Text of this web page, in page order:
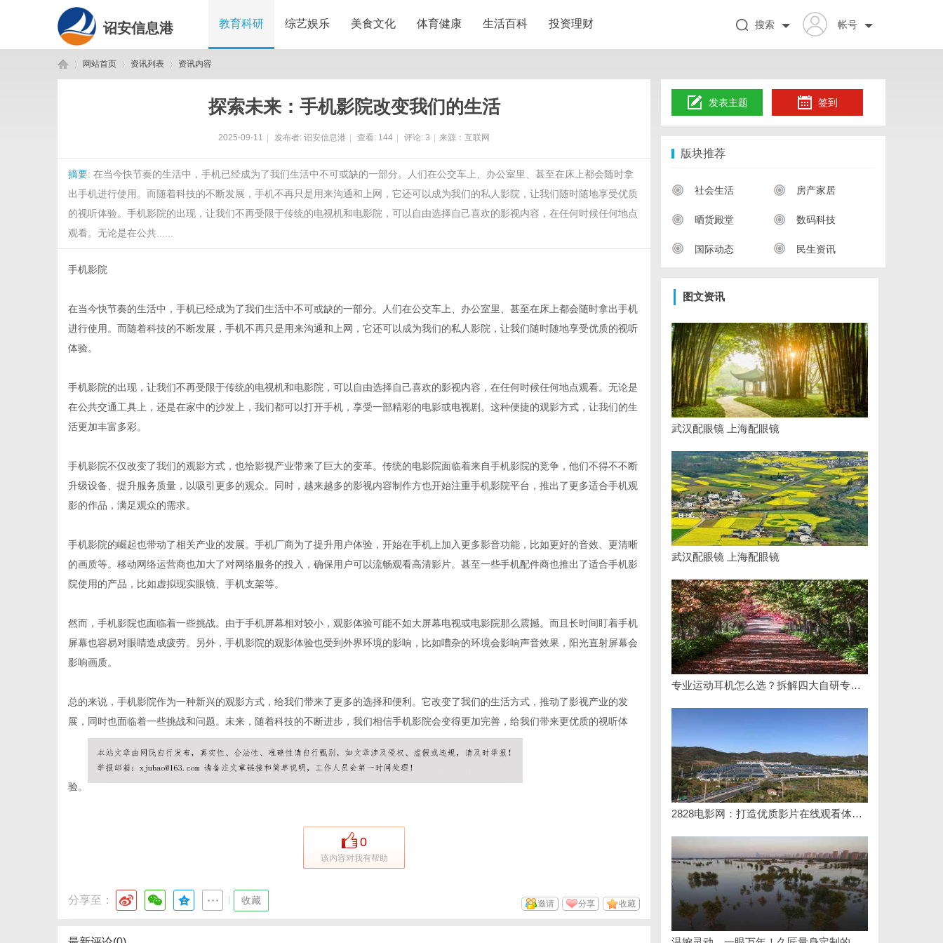
诏安信息港 教育科研 综艺娱乐 美食文化 体育健康 生活百科 投资理财 帐号
搜索
网站首页 资讯列表 资讯内容
探索未来：手机影院改变我们的生活
2025-09-11 发布者: 诏安信息港 查看: 144 评论: 3 来源：互联网
摘要: 在当今快节奏的生活中，手机已经成为了我们生活中不可或缺的一部分。人们在公交车上、办公室里、甚至在床上都会随时拿
出手机进行使用。而随着科技的不断发展，手机不再只是用来沟通和上网，它还可以成为我们的私人影院，让我们随时随地享受优质
的视听体验。手机影院的出现，让我们不再受限于传统的电视机和电影院，可以自由选择自己喜欢的影视内容，在任何时候任何地点
观看。无论是在公共......
手机影院
在当今快节奏的生活中，手机已经成为了我们生活中不可或缺的一部分。人们在公交车上、办公室里、甚至在床上都会随时拿出手机
进行使用。而随着科技的不断发展，手机不再只是用来沟通和上网，它还可以成为我们的私人影院，让我们随时随地享受优质的视听
体验。
手机影院的出现，让我们不再受限于传统的电视机和电影院，可以自由选择自己喜欢的影视内容，在任何时候任何地点观看。无论是
在公共交通工具上，还是在家中的沙发上，我们都可以打开手机，享受一部精彩的电影或电视剧。这种便捷的观影方式，让我们的生
活更加丰富多彩。
手机影院不仅改变了我们的观影方式，也给影视产业带来了巨大的变革。传统的电影院面临着来自手机影院的竞争，他们不得不不断
升级设备、提升服务质量，以吸引更多的观众。同时，越来越多的影视内容制作方也开始注重手机影院平台，推出了更多适合手机观
影的作品，满足观众的需求。
手机影院的崛起也带动了相关产业的发展。手机厂商为了提升用户体验，开始在手机上加入更多影音功能，比如更好的音效、更清晰
的画质等。移动网络运营商也加大了对网络服务的投入，确保用户可以流畅观看高清影片。甚至一些手机配件商也推出了适合手机影
院使用的产品，比如虚拟现实眼镜、手机支架等。
然而，手机影院也面临着一些挑战。由于手机屏幕相对较小，观影体验可能不如大屏幕电视或电影院那么震撼。而且长时间盯着手机
屏幕也容易对眼睛造成疲劳。另外，手机影院的观影体验也受到外界环境的影响，比如嘈杂的环境会影响声音效果，阳光直射屏幕会
影响画质。
总的来说，手机影院作为一种新兴的观影方式，给我们带来了更多的选择和便利。它改变了我们的生活方式，推动了影视产业的发
展，同时也面临着一些挑战和问题。未来，随着科技的不断进步，我们相信手机影院会变得更加完善，给我们带来更优质的视听体
验。
0
该内容对我有帮助
分享至： 收藏 收藏
分享
邀请
发表主题 签到
版块推荐
社会生活 房产家居
晒货殿堂 数码科技
国际动态 民生资讯
图文资讯
武汉配眼镜 上海配眼镜
武汉配眼镜 上海配眼镜
专业运动耳机怎么选？拆解四大自研专利技术
2828电影网：打造优质影片在线观看体验的全新平台